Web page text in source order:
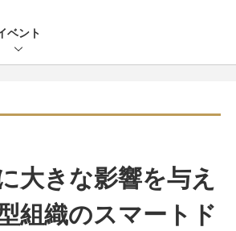
ベント
大きな影響を与え
織のスマートド